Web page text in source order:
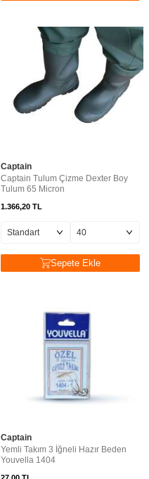
Captain
Captain Tulum Çizme Dexter Boy
Tulum 65 Micron
1.366,20 TL
Sepete Ekle
Captain
Yemli Takım 3 İğneli Hazır Beden
Youvella 1404